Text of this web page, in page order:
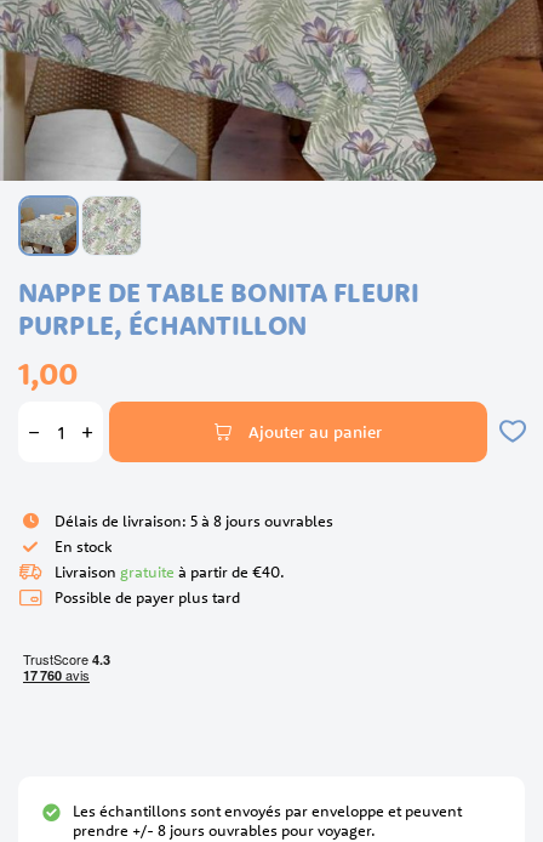
the
beginning
the
gallery
NAPPE DE TABLE BONITA FLEURI
PURPLE, ÉCHANTILLON
1,00
Ajouter au panier
Délais de livraison: 5 à 8 jours ouvrables
En stock
Livraison gratuite à partir de €40.
Possible de payer plus tard
Les échantillons sont envoyés par enveloppe et peuvent
prendre +/- 8 jours ouvrables pour voyager.